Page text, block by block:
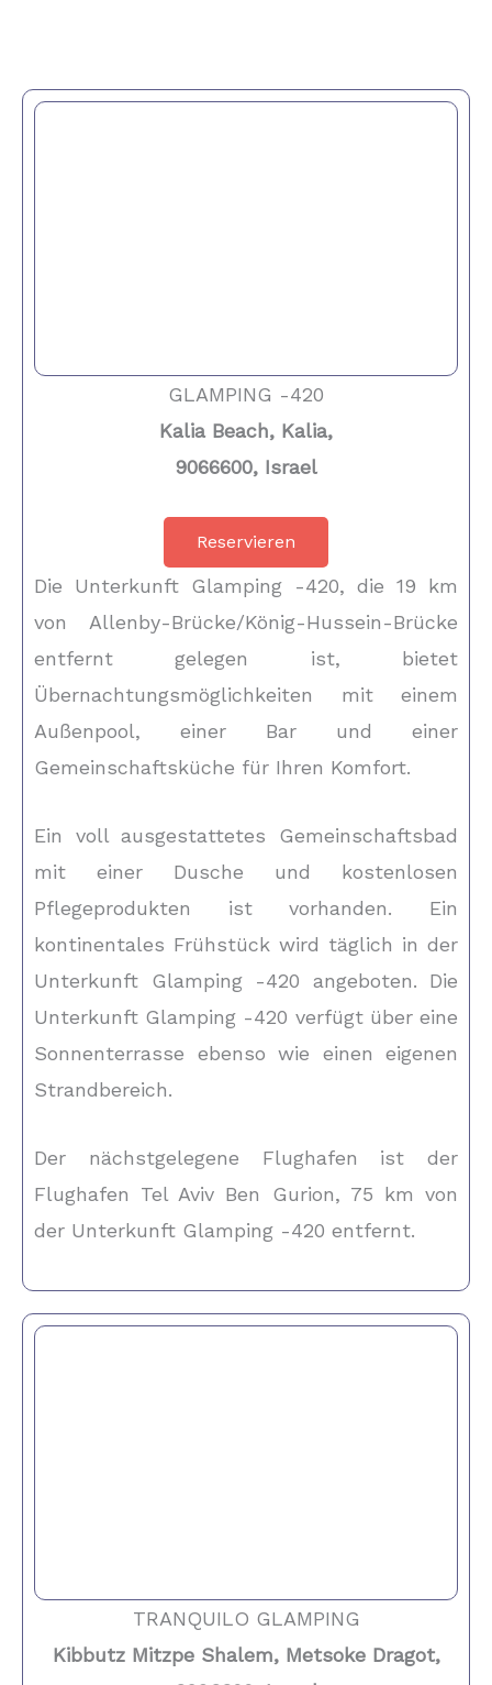
GLAMPING -420
Kalia Beach, Kalia,
9066600, Israel
Reservieren
Die Unterkunft Glamping -420, die 19 km
von Allenby-Brücke/König-Hussein-Brücke
entfernt gelegen ist, bietet
Übernachtungsmöglichkeiten mit einem
Außenpool, einer Bar und einer
Gemeinschaftsküche für Ihren Komfort.
Ein voll ausgestattetes Gemeinschaftsbad
mit einer Dusche und kostenlosen
Pflegeprodukten ist vorhanden. Ein
kontinentales Frühstück wird täglich in der
Unterkunft Glamping -420 angeboten. Die
Unterkunft Glamping -420 verfügt über eine
Sonnenterrasse ebenso wie einen eigenen
Strandbereich.
Der nächstgelegene Flughafen ist der
Flughafen Tel Aviv Ben Gurion, 75 km von
der Unterkunft Glamping -420 entfernt.
TRANQUILO GLAMPING
Kibbutz Mitzpe Shalem, Metsoke Dragot,